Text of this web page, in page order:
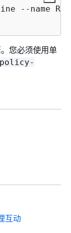
--name
您必须使用单
policy-
互动